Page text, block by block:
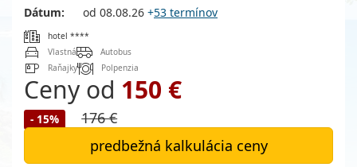
Dátum:
od 08.08.26 +53 termínov
hotel ****
Vlastná
Autobus
Raňajky
Polpenzia
Ceny od 150 €
- 15%
176 €
predbežná kalkulácia ceny